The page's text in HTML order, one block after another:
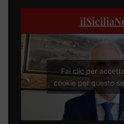
Fai clic per
cookie per questo